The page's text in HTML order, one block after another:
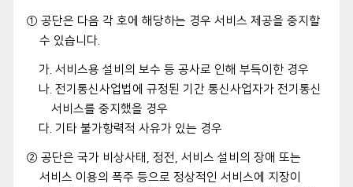
① 공단은 다음 각 호에 해당하는 경우 서비스 제공을 중지할
수 있습니다.
가. 서비스용 설비의 보수 등 공사로 인해 부득이한 경우
나. 전기통신사업법에 규정된 기간 통신사업자가 전기통신
서비스를 중지했을 경우
다. 기타 불가항력적 사유가 있는 경우
② 공단은 국가 비상사태, 정전, 서비스 설비의 장애 또는
서비스 이용의 폭주 등으로 정상적인 서비스에 지장이